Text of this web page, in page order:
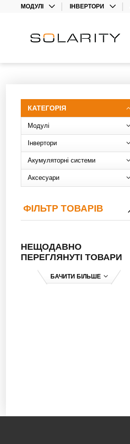
МОДУЛІ
ДВОСТОРОННІ
ІНВЕРТОРИ
ОПТИМІЗАТОРИ
КАТЕГОРІЯ
Модулі
Інвертори
Акумуляторні системи
Аксесуари
ФІЛЬТР ТОВАРІВ
НЕЩОДАВНО
ПЕРЕГЛЯНУТІ ТОВАРИ
БАЧИТИ БІЛЬШЕ